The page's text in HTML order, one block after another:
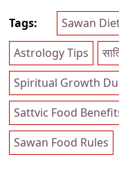
Tags: Sawan
Astrology Tips
Spiritual Growth
Sattvic Food
Sawan Food Rules